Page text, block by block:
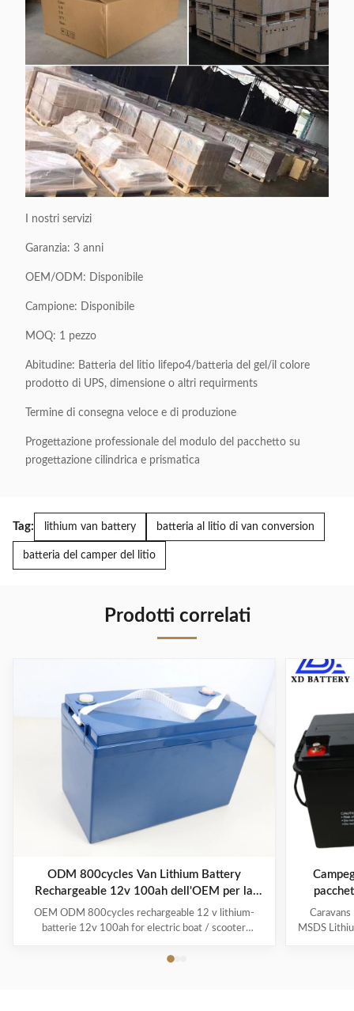
I nostri servizi
Garanzia: 3 anni
OEM/ODM: Disponibile
Campione: Disponibile
MOQ: 1 pezzo
Abitudine: Batteria del litio lifepo4/batteria del gel/il colore
prodotto di UPS, dimensione o altri requirments
Termine di consegna veloce e di produzione
Progettazione professionale del modulo del pacchetto su
progettazione cilindrica e prismatica
Tag: lithium van battery batteria al litio di van conversion
batteria del camper del litio
Prodotti correlati
ODM 800cycles Van Lithium Battery
Rechargeable 12v 100ah dell'OEM per la
barca/motorino elettrici
OEM ODM 800cycles rechargeable 12 v lithium-
batterie 12v 100ah for electric boat / scooter
Weight/power ratio - A typical 100 Ah LiFePO4 deep
MSDS